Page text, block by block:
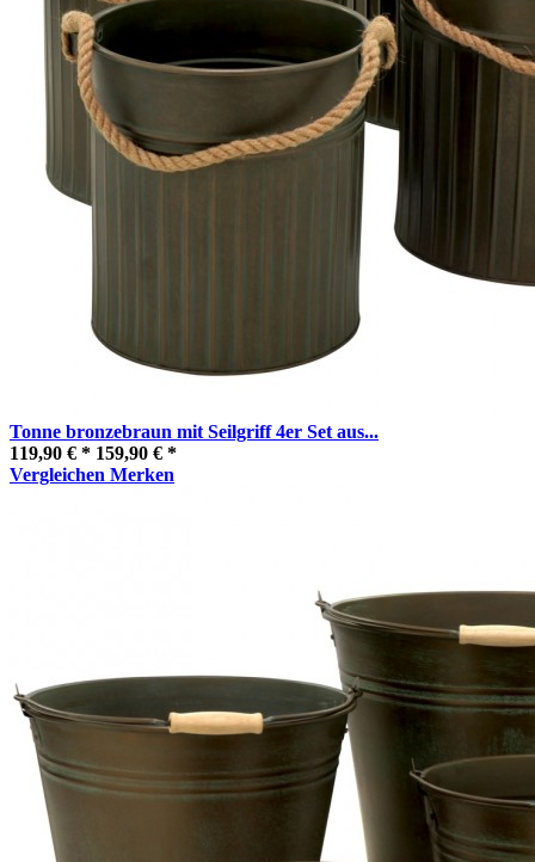
Tonne bronzebraun mit Seilgriff 4er Set aus...
119,90 € * 159,90 € *
Vergleichen Merken